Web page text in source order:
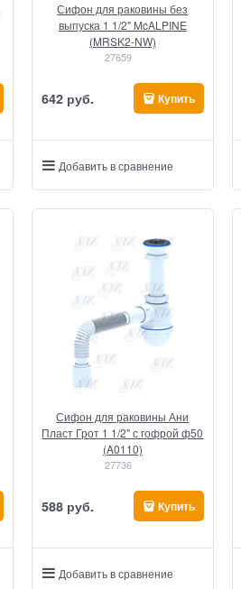
Сифон для раковины без
выпуска 1 1/2" McALPINE
(MRSK2-NW)
27659
642 руб. Купить
Добавить в сравнение
Сифон для раковины Ани
Пласт Грот 1 1/2" с гофрой ф50
(A0110)
27736
588 руб. Купить
Добавить в сравнение